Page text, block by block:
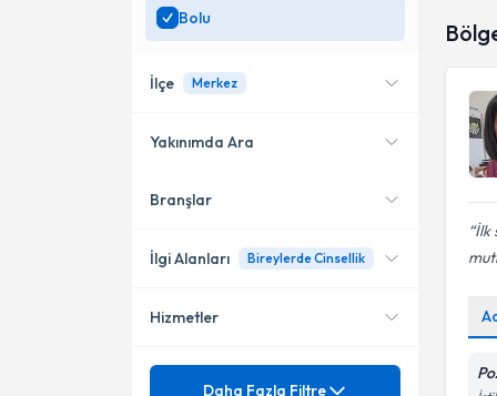
İlk
Bolu
İlçe Merkez
Merkez
Yakınımda Ara
Konumuma yakın uzmanları
Branşlar
Psikolojik Danışman
İlgi Alanları Bireylerde Cinsellik
Ağrılı Cinsellik
Hizmetler
Mezuniyet
Daha Fazla Filtre